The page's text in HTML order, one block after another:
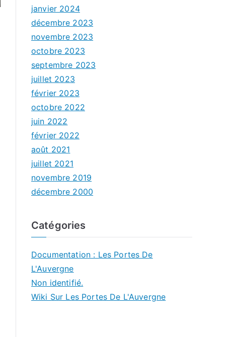
janvier 2024
décembre 2023
novembre 2023
octobre 2023
septembre 2023
juillet 2023
février 2023
octobre 2022
juin 2022
février 2022
août 2021
juillet 2021
novembre 2019
décembre 2000
Catégories
Documentation : Les Portes De
L'Auvergne
Non identifié.
Wiki Sur Les Portes De L'Auvergne